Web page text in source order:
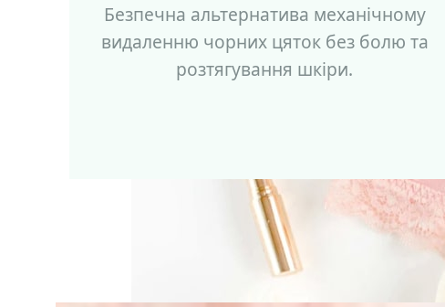
Безпечна альтернатива механічному
видаленню чорних цяток без болю та
розтягування шкіри.